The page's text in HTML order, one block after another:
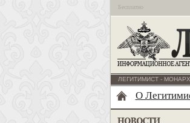
Бесплатно
ЛЕГИТИМИСТ -
О